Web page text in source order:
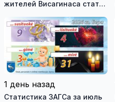
жителей Висагинаса стать
обновлённой стелы
1 день назад
Статистика ЗАГСа за июль